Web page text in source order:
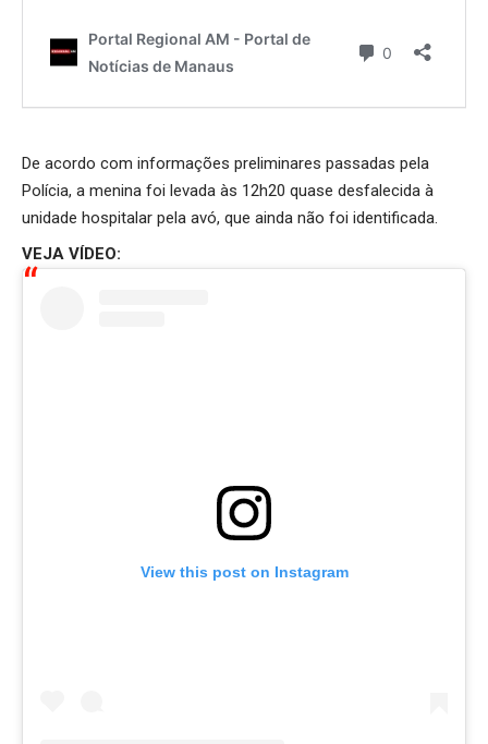
De acordo com informações preliminares passadas pela
Polícia, a menina foi levada às 12h20 quase desfalecida à
unidade hospitalar pela avó, que ainda não foi identificada.
VEJA VÍDEO:
View this post on Instagram